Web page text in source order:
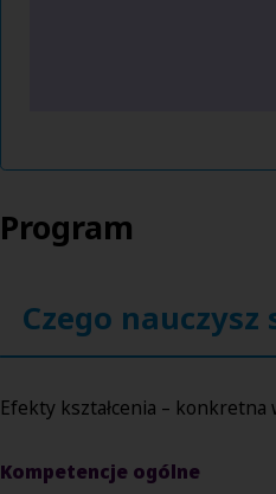
Program
Czego
Efekty kształcenia –
Kompetencje ogólne